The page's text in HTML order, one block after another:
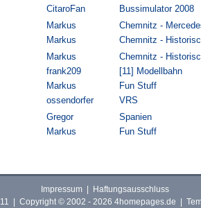
CitaroFan Bussimulator 2008
Markus Chemnitz -
Markus Chemnitz -
Markus Chemnitz -
frank209 [11] Modellbahn
Markus Fun Stuff
ossendorfer VRS
Gregor Spanien
Markus Fun Stuff
Impressum|
Haftungsausschluss
| Copyright © 2002 - 2026 4homepages.de |